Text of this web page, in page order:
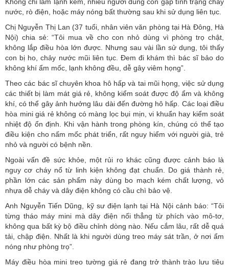
nước, rò điện, hoặc máy nóng bất thường sau khi sử dụng liên tục.
Chị Nguyễn Thị Lan (37 tuổi, nhân viên văn phòng tại Hà Đông, Hà
Nội) chia sẻ: “Tôi mua về cho con nhỏ dùng vì phòng trọ chật,
không lắp điều hòa lớn được. Nhưng sau vài lần sử dụng, tôi thấy
con bị ho, chảy nước mũi liên tục. Đem đi khám thì bác sĩ bảo do
không khí ẩm mốc, lạnh không đều, dễ gây viêm họng”.
Theo các bác sĩ chuyên khoa hô hấp và tai mũi họng, việc sử dụng
các thiết bị làm mát giá rẻ, không kiểm soát được độ ẩm và không
khí, có thể gây ảnh hưởng lâu dài đến đường hô hấp. Các loại điều
hòa mini giá rẻ không có màng lọc bụi mịn, vi khuẩn hay kiểm soát
nhiệt độ ổn định. Khi vận hành trong phòng kín, chúng có thể tạo
điều kiện cho nấm mốc phát triển, rất nguy hiểm với người già, trẻ
nhỏ và người có bệnh nền.
Ngoài vấn đề sức khỏe, một rủi ro khác cũng được cảnh báo là
nguy cơ cháy nổ từ linh kiện không đạt chuẩn. Do giá thành rẻ,
phần lớn các sản phẩm này dùng bo mạch kém chất lượng, vỏ
nhựa dễ cháy và dây điện không có cầu chì bảo vệ.
Anh Nguyễn Tiến Dũng, kỹ sư điện lạnh tại Hà Nội cảnh báo: “Tôi
từng tháo máy mini mà dây điện nối thẳng từ phích vào mô-tơ,
không qua bất kỳ bộ điều chỉnh dòng nào. Nếu cắm lâu, rất dễ quá
tải, chập điện. Nhất là khi người dùng treo máy sát trần, ở nơi ẩm
nóng như phòng trọ”.
Máy điều hòa mini treo tường giá rẻ đang trở thành trào lưu tiêu